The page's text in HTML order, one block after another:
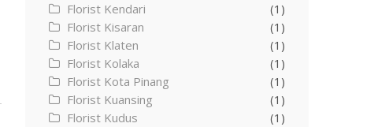
Florist Kendari
(1)
Florist Kisaran
(1)
Florist Klaten
(1)
Florist Kolaka
(1)
Florist Kota Pinang
(1)
Florist Kuansing
(1)
Florist Kudus
(1)